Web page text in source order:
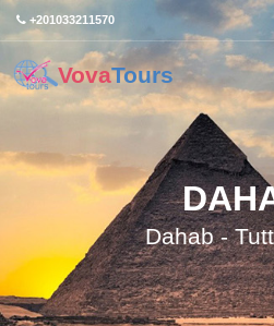
+201033211570
VovaTours
Dahab -